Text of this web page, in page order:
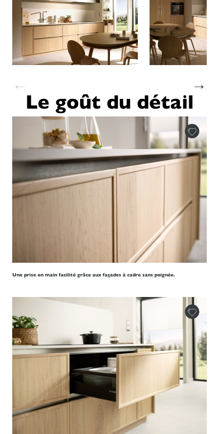
← →
Le goût du détail
Une prise en main facilité grâce aux façades à cadre sans poignée.